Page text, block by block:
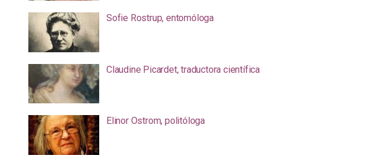
Sofie Rostrup, entomóloga
Claudine Picardet, traductora científica
Elinor Ostrom, politóloga